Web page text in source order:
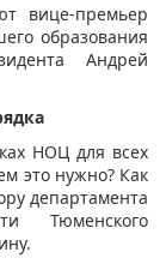
вице-премьер
образования
Андрей
НОЦ для всех
это нужно? Как
департамента
Тюменского